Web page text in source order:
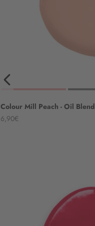
Colour Mill Peach - Oil Blend
Angebot
6,90€